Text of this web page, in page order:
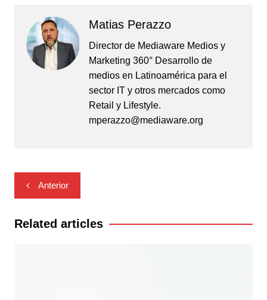
Matias Perazzo
Director de Mediaware Medios y
Marketing 360° Desarrollo de
medios en Latinoamérica para el
sector IT y otros mercados como
Retail y Lifestyle.
mperazzo@mediaware.org
Navegación
de
entradas
Anterior
Related articles